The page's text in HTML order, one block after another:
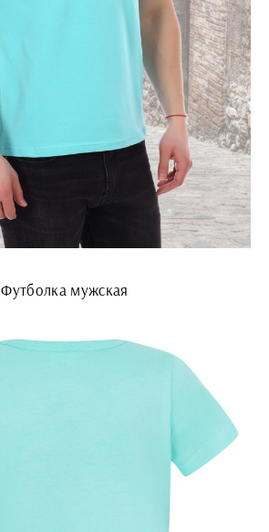
Футболка мужская